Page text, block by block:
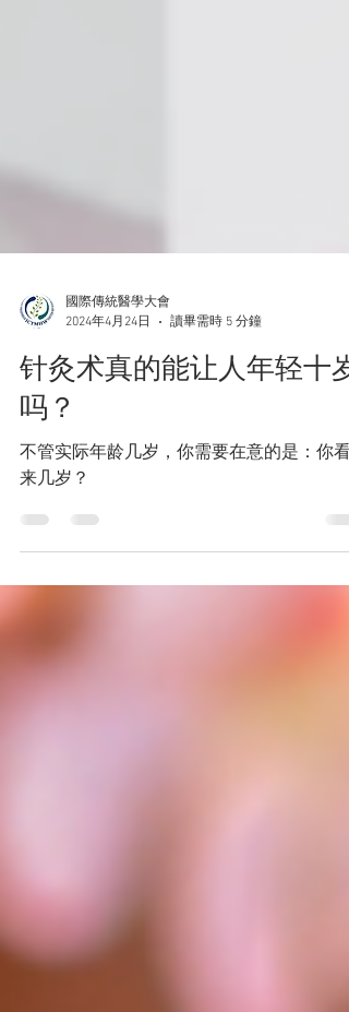
國際傳統醫學大會
2024年4月24日
讀畢需時 5 分鐘
针灸术真的能让人年轻十岁
吗？
来几岁？